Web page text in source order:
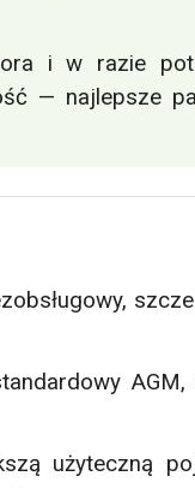
i w razie
— najlepsze
użyteczną